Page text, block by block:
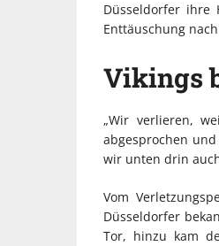
Düsseldorfer ihre
Enttäuschung
Vikings
„Wir verlieren,
abgesprochen
wir unten drin
Vom
Düsseldorfer
Tor, hinzu kam